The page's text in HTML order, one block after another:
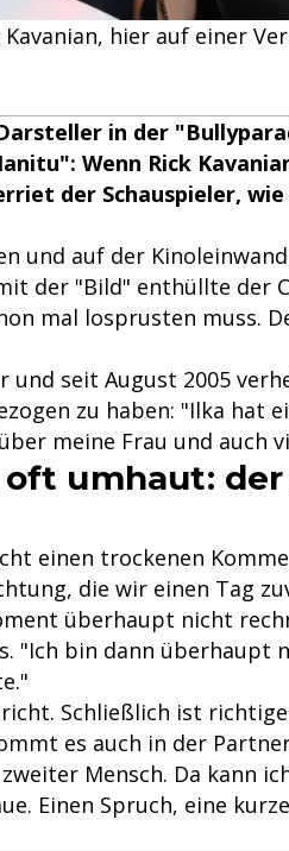
hier auf einer
in der
Wenn Rick
der Schauspieler, wie
und auf der
der "Bild" enthüllte der
mal losprusten muss.
und seit August 2005
zu haben: "Ilka hat
meine Frau und auch
oft umhaut:
einen trockenen
die wir einen Tag
überhaupt nicht
"Ich bin dann überhaupt
Schließlich ist
es auch in der
Mensch. Da kann
Einen Spruch, eine